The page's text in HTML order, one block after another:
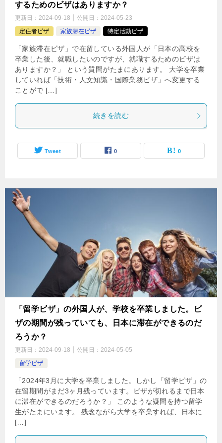
するためのビザはありますか？
更新日： 2024-09-18 公開日： 2024-05-23
定住者ビザ
家族滞在ビザ 特定活動ビザ
「家族滞在ビザ」で在留している外国人が「日本の高校を
卒業した後、就職したいのですが、就職するためのビザは
ありますか？」 という質問がたまにあります。 大学を卒業
していれば「技術・人文知識・国際業務ビザ」へ変更する
ことがで […]
続きを読む
Tweet 0 0
「留学ビザ」の外国人が、学校を卒業しました。ビ
ザの期間が残っていても、日本に滞在ができるのだ
ろうか？
更新日： 2024-09-18 公開日： 2024-05-05
留学ビザ
「2024年3月に大学を卒業しました。しかし「留学ビザ」の
在留期間がまだ3ヶ月残っています。ビザが切れるまで日本
に滞在ができるのだろうか？」 このような疑問を持つ留学
生がたまにいます。 残念ながら大学を卒業すれば、日本に
[…]